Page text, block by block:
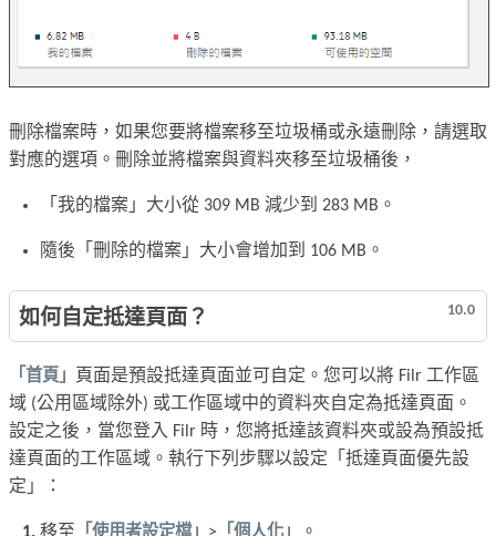
刪除檔案時，如果您要將檔案移至垃圾桶或永遠刪除，請選取
對應的選項。刪除並將檔案與資料夾移至垃圾桶後，
「我的檔案」大小從 309 MB 減少到 283 MB。
隨後「刪除的檔案」大小會增加到 106 MB。
10.0
如何自定抵達頁面？
「首頁」
頁面是預設抵達頁面並可自定。您可以將 Filr 工作區
域 (公用區域除外) 或工作區域中的資料夾自定為抵達頁面。
設定之後，當您登入 Filr 時，您將抵達該資料夾或設為預設抵
達頁面的工作區域。執行下列步驟以設定「抵達頁面優先設
定」：